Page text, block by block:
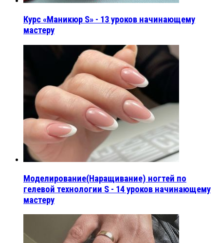
Курс «Маникюр S» - 13 уроков начинающему
мастеру
Моделирование(Наращивание) ногтей по
гелевой технологии S - 14 уроков начинающему
мастеру